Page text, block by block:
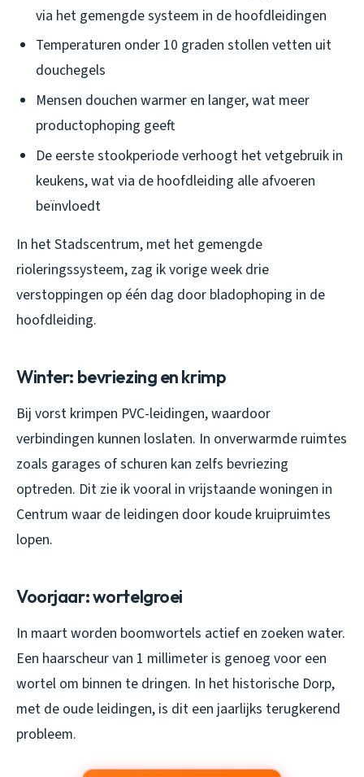
via het gemengde systeem in de hoofdleidingen
Temperaturen onder 10 graden stollen vetten uit
douchegels
Mensen douchen warmer en langer, wat meer
productophoping geeft
De eerste stookperiode verhoogt het vetgebruik in
keukens, wat via de hoofdleiding alle afvoeren
beïnvloedt
In het Stadscentrum, met het gemengde
rioleringssysteem, zag ik vorige week drie
verstoppingen op één dag door bladophoping in de
hoofdleiding.
Winter: bevriezing en krimp
Bij vorst krimpen PVC-leidingen, waardoor
verbindingen kunnen loslaten. In onverwarmde ruimtes
zoals garages of schuren kan zelfs bevriezing
optreden. Dit zie ik vooral in vrijstaande woningen in
Centrum waar de leidingen door koude kruipruimtes
lopen.
Voorjaar: wortelgroei
In maart worden boomwortels actief en zoeken water.
Een haarscheur van 1 millimeter is genoeg voor een
wortel om binnen te dringen. In het historische Dorp,
met de oude leidingen, is dit een jaarlijks terugkerend
probleem.